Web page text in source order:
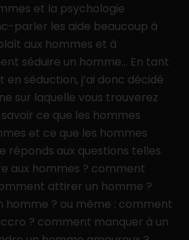
et la psychologie
parler les aide beaucoup à
aux hommes et à
séduire un homme… En tant
séduction, j’ai donc décidé
sur laquelle vous trouverez
ce que les hommes
et ce que les hommes
réponds aux questions telles
aux hommes ? comment
attirer un homme ?
? ou même : comment
? comment manquer à un